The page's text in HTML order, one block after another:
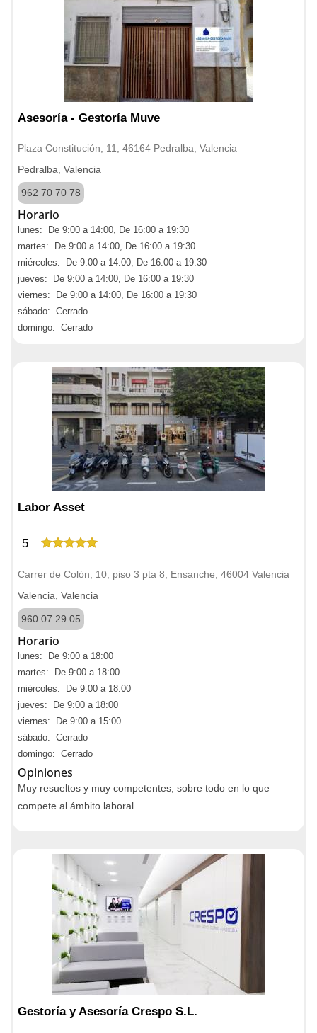
Asesoría - Gestoría Muve
Plaza Constitución, 11, 46164 Pedralba, Valencia
Pedralba, Valencia
962 70 70 78
Horario
lunes: De 9:00 a 14:00, De 16:00 a 19:30
martes: De 9:00 a 14:00, De 16:00 a 19:30
miércoles: De 9:00 a 14:00, De 16:00 a 19:30
jueves: De 9:00 a 14:00, De 16:00 a 19:30
viernes: De 9:00 a 14:00, De 16:00 a 19:30
sábado: Cerrado
domingo: Cerrado
Labor Asset
5
Carrer de Colón, 10, piso 3 pta 8, Ensanche, 46004 Valencia
Valencia, Valencia
960 07 29 05
Horario
lunes: De 9:00 a 18:00
martes: De 9:00 a 18:00
miércoles: De 9:00 a 18:00
jueves: De 9:00 a 18:00
viernes: De 9:00 a 15:00
sábado: Cerrado
domingo: Cerrado
Opiniones
Muy resueltos y muy competentes, sobre todo en lo que
compete al ámbito laboral.
Gestoría y Asesoría Crespo S.L.